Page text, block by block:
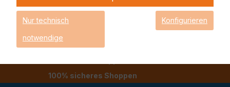
Schnelle und zuverlässige Lieferung
Kauf auf Rechnung
100% sicheres Shoppen
Nur technisch
notwendige
Konfigurieren